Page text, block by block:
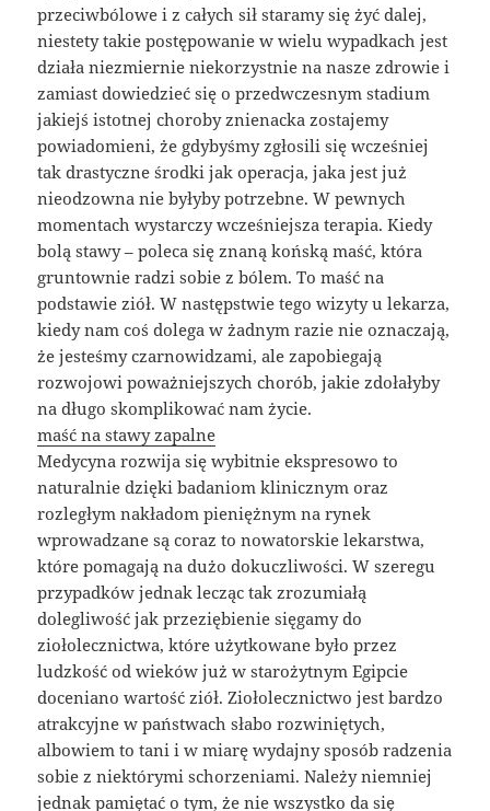
przeciwbólowe i z całych sił staramy się żyć dalej,
niestety takie postępowanie w wielu wypadkach jest
działa niezmiernie niekorzystnie na nasze zdrowie i
zamiast dowiedzieć się o przedwczesnym stadium
jakiejś istotnej choroby znienacka zostajemy
powiadomieni, że gdybyśmy zgłosili się wcześniej
tak drastyczne środki jak operacja, jaka jest już
nieodzowna nie byłyby potrzebne. W pewnych
momentach wystarczy wcześniejsza terapia. Kiedy
bolą stawy – poleca się znaną końską maść, która
gruntownie radzi sobie z bólem. To maść na
podstawie ziół. W następstwie tego wizyty u lekarza,
kiedy nam coś dolega w żadnym razie nie oznaczają,
że jesteśmy czarnowidzami, ale zapobiegają
rozwojowi poważniejszych chorób, jakie zdołałyby
na długo skomplikować nam życie.
maść na stawy zapalne
Medycyna rozwija się wybitnie ekspresowo to
naturalnie dzięki badaniom klinicznym oraz
rozległym nakładom pieniężnym na rynek
wprowadzane są coraz to nowatorskie lekarstwa,
które pomagają na dużo dokuczliwości. W szeregu
przypadków jednak lecząc tak zrozumiałą
dolegliwość jak przeziębienie sięgamy do
ziołolecznictwa, które użytkowane było przez
ludzkość od wieków już w starożytnym Egipcie
doceniano wartość ziół. Ziołolecznictwo jest bardzo
atrakcyjne w państwach słabo rozwiniętych,
albowiem to tani i w miarę wydajny sposób radzenia
sobie z niektórymi schorzeniami. Należy niemniej
jednak pamiętać o tym, że nie wszystko da się